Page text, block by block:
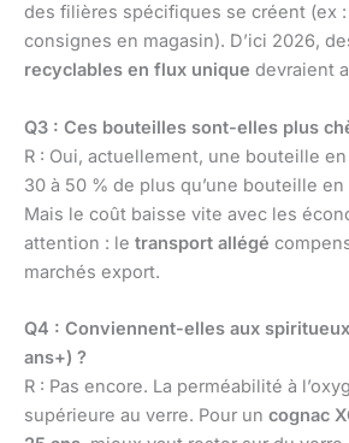
des filières spécifiques se créent (ex :
consignes en magasin). D’ici 2026,
recyclables en flux unique devraient
Q3 : Ces bouteilles sont-elles plus
R : Oui, actuellement, une bouteille
30 à 50 % de plus qu’une bouteille
Mais le coût baisse vite avec les
attention : le transport allégé
marchés export.
Q4 : Conviennent-elles aux
ans+) ?
R : Pas encore. La perméabilité à
supérieure au verre. Pour un cognac